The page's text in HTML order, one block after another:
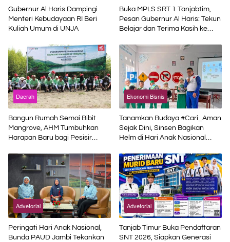
Gubernur Al Haris Dampingi
Menteri Kebudayaan RI Beri
Kuliah Umum di UNJA
Buka MPLS SRT 1 Tanjabtim,
Pesan Gubernur Al Haris: Tekun
Belajar dan Terima Kasih ke
Daerah
Bangun Rumah Semai Bibit
Mangrove, AHM Tumbuhkan
Harapan Baru bagi Pesisir
Ekonomi Bisnis
Tanamkan Budaya #Cari_Aman
Sejak Dini, Sinsen Bagikan
Helm di Hari Anak Nasional
Advetorial
Peringati Hari Anak Nasional,
Bunda PAUD Jambi Tekankan
Advetorial
Tanjab Timur Buka Pendaftaran
SNT 2026, Siapkan Generasi